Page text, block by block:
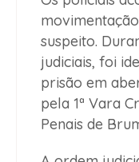
suspeito.
judiciais, foi
prisão em
pela 1ª Vara
Penais de